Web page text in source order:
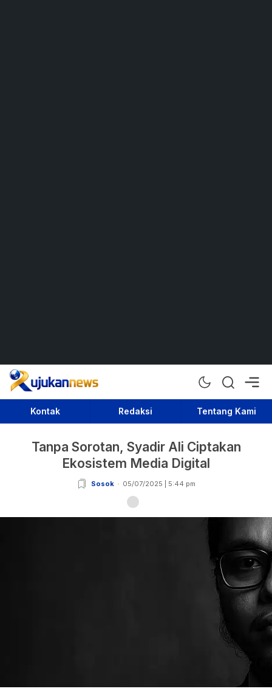
Rujukan News
Satu Rujukan Sejuta Informasi
Kontak Redaksi Tentang Kami
Tanpa Sorotan, Syadir Ali Ciptakan
Ekosistem Media Digital
Sosok 05/07/2025 | 5:44 pm